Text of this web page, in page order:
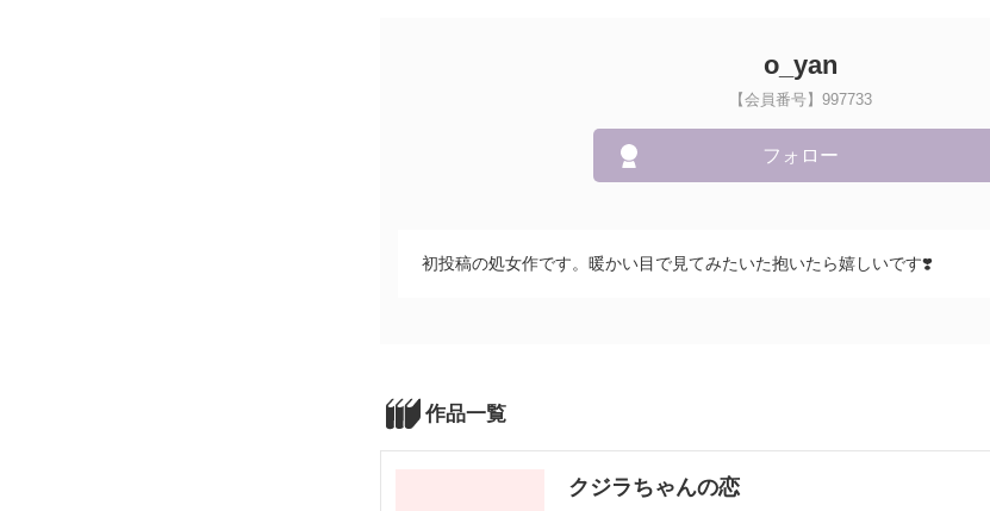
o_yan
【会員番号】997733
フォロー
初投稿の処女作です。暖かい目で見てみたいた抱いたら嬉しいです❣️
作品一覧
クジラちゃんの恋